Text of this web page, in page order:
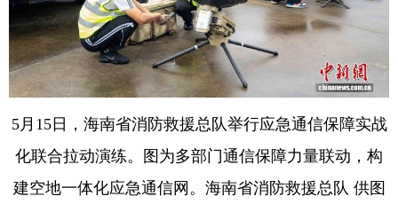
5月15日，海南省消防救援总队举行应急通信保障实战
化联合拉动演练。图为多部门通信保障力量联动，构
建空地一体化应急通信网。海南省消防救援总队 供图